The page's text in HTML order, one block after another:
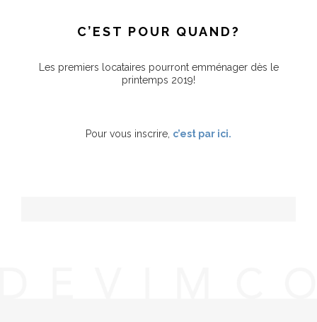
C’EST POUR QUAND?
Les premiers locataires pourront emménager dès le
printemps 2019!
Pour vous inscrire, c’est par ici.